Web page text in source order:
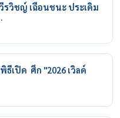
วิชญ์ เฉือนชนะ ประเดิม
ธีเปิด ศึก "2026 เวิลด์